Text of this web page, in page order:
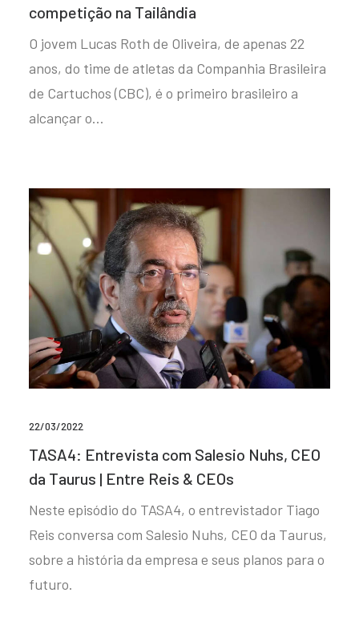
competição na Tailândia
O jovem Lucas Roth de Oliveira, de apenas 22
anos, do time de atletas da Companhia Brasileira
de Cartuchos (CBC), é o primeiro brasileiro a
alcançar o…
22/03/2022
TASA4: Entrevista com Salesio Nuhs, CEO
da Taurus | Entre Reis & CEOs
Neste episódio do TASA4, o entrevistador Tiago
Reis conversa com Salesio Nuhs, CEO da Taurus,
sobre a história da empresa e seus planos para o
futuro.